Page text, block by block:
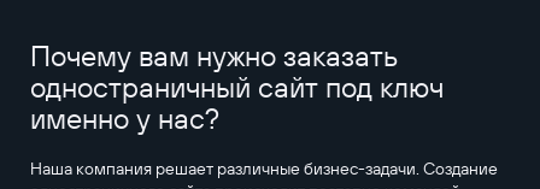
Почему вам нужно заказать
одностраничный сайт под ключ
именно у нас?
Наша компания решает различные бизнес-задачи. Создание